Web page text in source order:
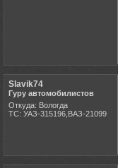
Slavik74
Гуру автомобилистов
Откуда: Вологда
ТС: УАЗ-315196,ВАЗ-21099